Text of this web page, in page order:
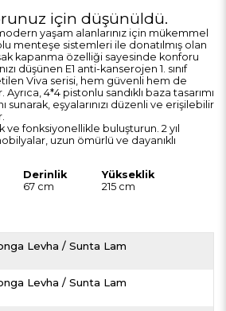
için düşünüldü.
yaşam alanlarınız için mükemmel
menteşe sistemleri ile donatılmış olan
kapanma özelliği sayesinde konforu
düşünen E1 anti-kanserojen 1. sınıf
Viva serisi, hem güvenli hem de
4*4 pistonlu sandıklı baza tasarımı
sunarak, eşyalarınızı düzenli ve erişilebilir
ve fonksiyonellikle buluşturun. 2 yıl
uzun ömürlü ve dayanıklı
Derinlik
Yükseklik
67 cm 215 cm
Levha / Sunta Lam
Levha / Sunta Lam